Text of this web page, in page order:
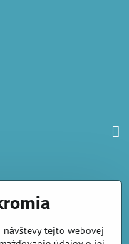
návštevy tejto webovej